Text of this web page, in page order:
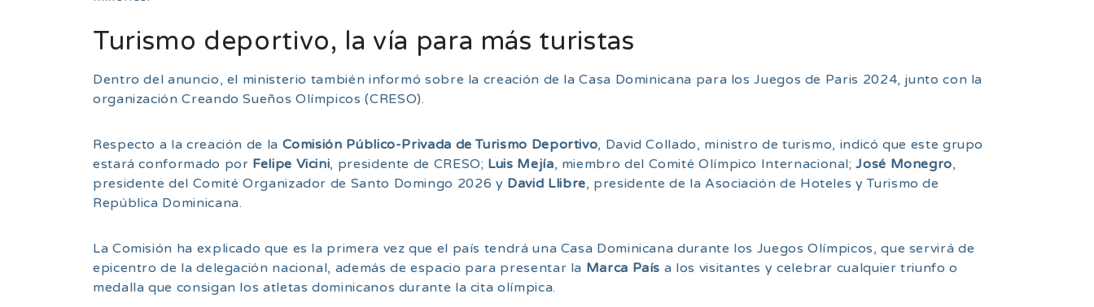
Turismo deportivo, la vía para más turistas
Dentro del anuncio, el ministerio también informó sobre la creación de la Casa Dominicana para los Juegos de Paris 2024, junto con la
organización Creando Sueños Olímpicos (CRESO).
Respecto a la creación de la Comisión Público-Privada de Turismo Deportivo, David Collado, ministro de turismo, indicó que este grupo
estará conformado por Felipe Vicini, presidente de CRESO; Luis Mejía, miembro del Comité Olímpico Internacional;José Monegro,
presidente del Comité Organizador de Santo Domingo 2026 y David Llibre, presidente de la Asociación de Hoteles y Turismo de
República Dominicana.
La Comisión ha explicado que es la primera vez que el país tendrá una Casa Dominicana durante los Juegos Olímpicos, que servirá de
epicentro de la delegación nacional, además de espacio para presentar la Marca País a los visitantes y celebrar cualquier triunfo o
medalla que consigan los atletas dominicanos durante la cita olímpica.